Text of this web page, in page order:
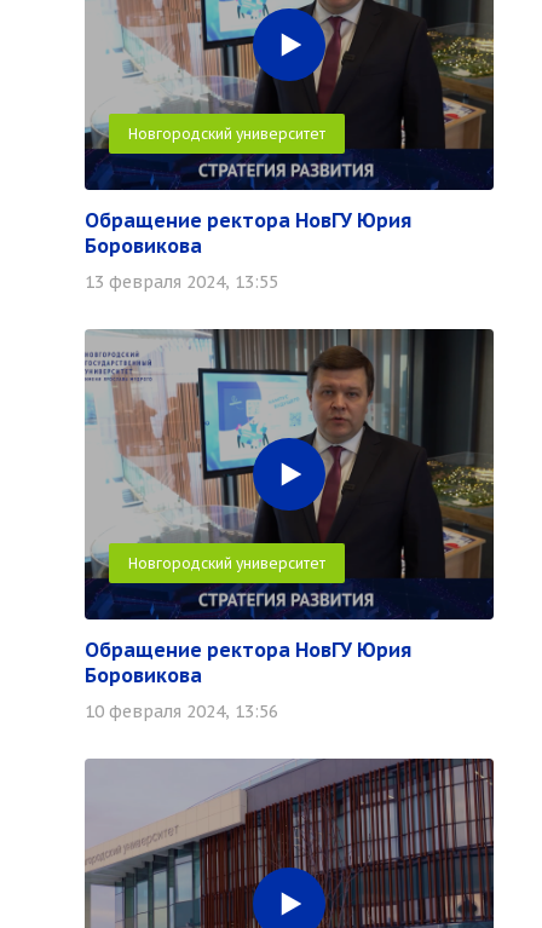
Новгородский университет
Обращение ректора НовГУ Юрия
Боровикова
13 февраля 2024, 13:55
Новгородский университет
Обращение ректора НовГУ Юрия
Боровикова
10 февраля 2024, 13:56